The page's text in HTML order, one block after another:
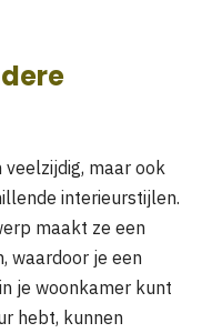
maar ook
interieurstijlen.
maakt ze een
waardoor je een
je woonkamer kunt
hebt, kunnen